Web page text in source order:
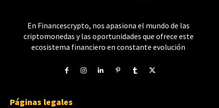
En Financescrypto, nos apasiona el mundo de las
criptomonedas y las oportunidades que ofrece este
ecosistema financiero en constante evolución
Páginas legales